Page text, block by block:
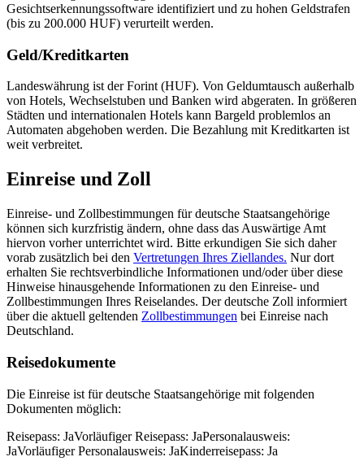
Gesichtserkennungssoftware identifiziert und zu hohen Geldstrafen
(bis zu 200.000 HUF) verurteilt werden.
Geld/Kreditkarten
Landeswährung ist der Forint (HUF). Von Geldumtausch außerhalb
von Hotels, Wechselstuben und Banken wird abgeraten. In größeren
Städten und internationalen Hotels kann Bargeld problemlos an
Automaten abgehoben werden. Die Bezahlung mit Kreditkarten ist
weit verbreitet.
Einreise und Zoll
Einreise- und Zollbestimmungen für deutsche Staatsangehörige
können sich kurzfristig ändern, ohne dass das Auswärtige Amt
hiervon vorher unterrichtet wird. Bitte erkundigen Sie sich daher
vorab zusätzlich bei den Vertretungen Ihres Ziellandes. Nur dort
erhalten Sie rechtsverbindliche Informationen und/oder über diese
Hinweise hinausgehende Informationen zu den Einreise- und
Zollbestimmungen Ihres Reiselandes. Der deutsche Zoll informiert
über die aktuell geltenden Zollbestimmungen bei Einreise nach
Deutschland.
Reisedokumente
Die Einreise ist für deutsche Staatsangehörige mit folgenden
Dokumenten möglich:
Reisepass: JaVorläufiger Reisepass: JaPersonalausweis:
JaVorläufiger Personalausweis: JaKinderreisepass: Ja